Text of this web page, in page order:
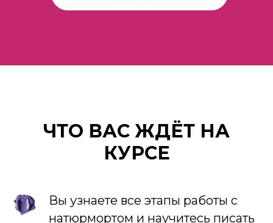
ЧТО ВАС ЖДЁТ НА
КУРСЕ
Вы узнаете все этапы работы с
натюрмортом и научитесь писать